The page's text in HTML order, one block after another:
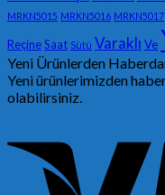
MRKN5015 MRKN5016 MRKN5017
ReçineSaat Sütü Varaklı Ve
Yeni Ürünlerden
Yeni ürünlerimizden
olabilirsiniz.